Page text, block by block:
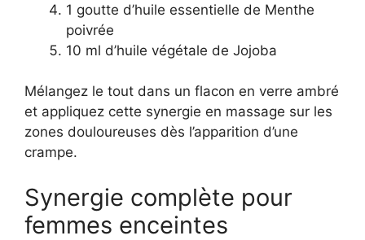
1 goutte d’huile essentielle de Menthe
poivrée
10 ml d’huile végétale de Jojoba
Mélangez le tout dans un flacon en verre ambré
et appliquez cette synergie en massage sur les
zones douloureuses dès l’apparition d’une
crampe.
Synergie complète pour
femmes enceintes